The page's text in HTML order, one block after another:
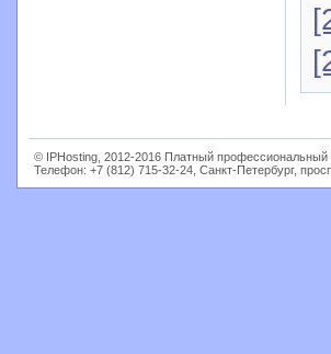
© IPHosting, 2012-2016 Платный
Телефон: +7 (812) 715-32-24, Санкт-Петербург,